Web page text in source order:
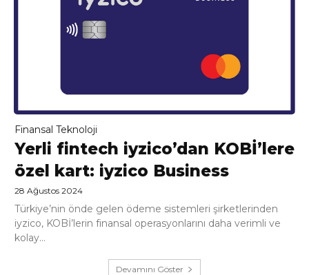
Finansal Teknoloji
Yerli fintech iyzico’dan KOBİ’lere
özel kart: iyzico Business
28 Ağustos 2024
Türkiye’nin önde gelen ödeme sistemleri şirketlerinden
iyzico, KOBİ’lerin finansal operasyonlarını daha verimli ve
kolay...
Devamını Göster